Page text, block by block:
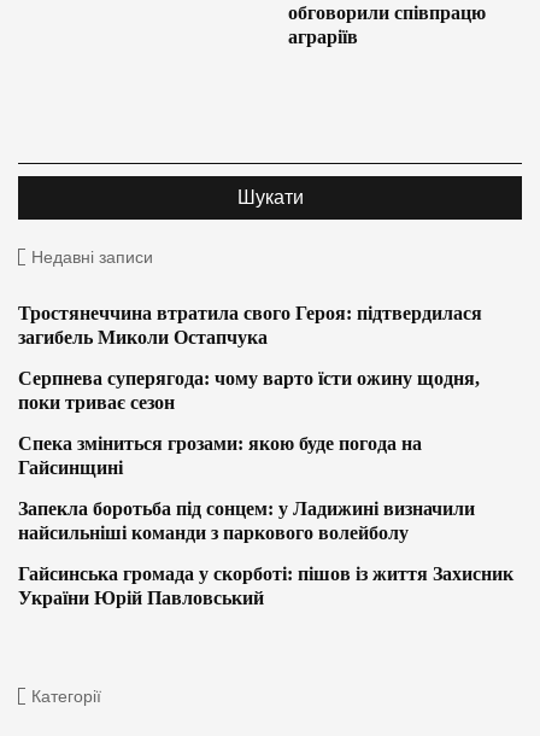
обговорили співпрацю
аграріїв
Недавні записи
Тростянеччина втратила свого Героя: підтвердилася
загибель Миколи Остапчука
Серпнева суперягода: чому варто їсти ожину щодня,
поки триває сезон
Спека зміниться грозами: якою буде погода на
Гайсинщині
Запекла боротьба під сонцем: у Ладижині визначили
найсильніші команди з паркового волейболу
Гайсинська громада у скорботі: пішов із життя Захисник
України Юрій Павловський
Категорії